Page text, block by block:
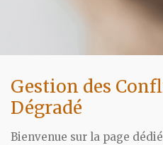
Gestion des
Dégradé
Bienvenue sur la page